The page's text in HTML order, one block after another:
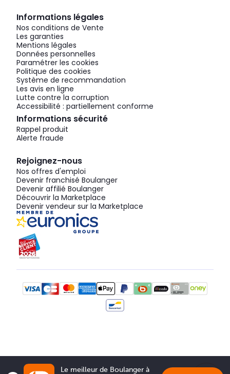
Informations légales
Nos conditions de Vente
Les garanties
Mentions légales
Données personnelles
Paramétrer les cookies
Politique des cookies
Système de recommandation
Les avis en ligne
Lutte contre la corruption
Accessibilité : partiellement conforme
Informations sécurité
Rappel produit
Alerte fraude
Rejoignez-nous
Nos offres d'emploi
Devenir franchisé Boulanger
Devenir affilié Boulanger
Découvrir la Marketplace
Devenir vendeur sur la Marketplace
Le meilleur de Boulanger à